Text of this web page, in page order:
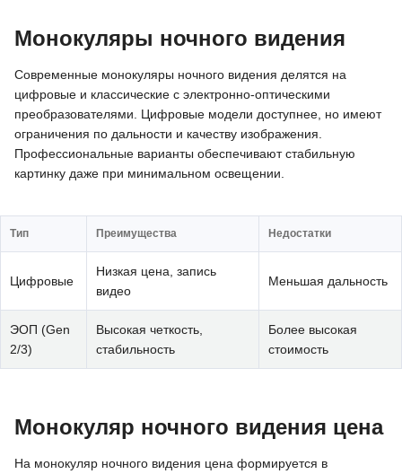
Монокуляры ночного видения
Современные монокуляры ночного видения делятся на
цифровые и классические с электронно-оптическими
преобразователями. Цифровые модели доступнее, но имеют
ограничения по дальности и качеству изображения.
Профессиональные варианты обеспечивают стабильную
картинку даже при минимальном освещении.
Тип Преимущества Недостатки
Цифровые
Низкая цена, запись
видео
Меньшая дальность
ЭОП (Gen
2/3)
Высокая четкость,
стабильность
Более высокая
стоимость
Монокуляр ночного видения цена
На монокуляр ночного видения цена формируется в